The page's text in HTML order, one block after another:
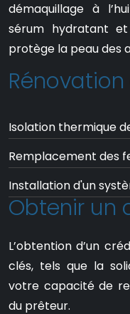
démaquillage à
sérum hydratant et
protège la peau des
Isolation thermique
Remplacement des
Installation d'un
Obtenir un
L’obtention d’un
clés, tels que la
votre capacité de
du prêteur.